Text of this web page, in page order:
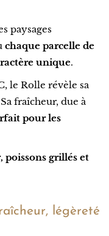
paysages
chaque parcelle de
unique.
le Rolle révèle sa
fraîcheur, due à
pour les
poissons grillés et
légèreté